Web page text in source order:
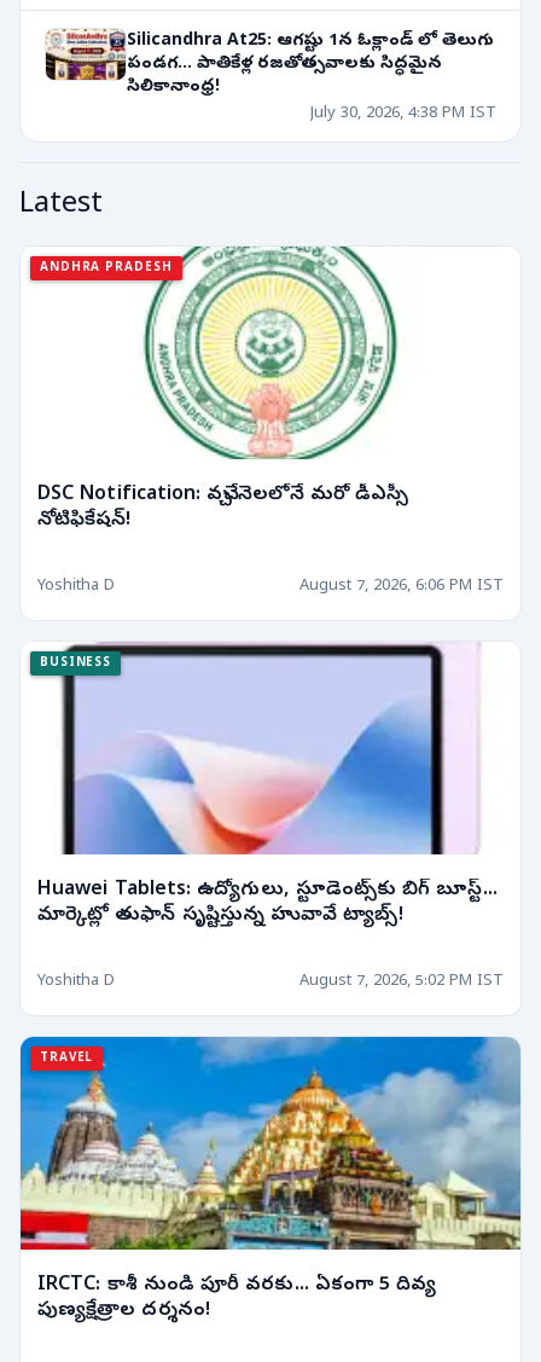
Silicandhra At25: ఆగష్టు 1న ఓక్లాండ్ లో తెలుగు
పండగ... పాతికేళ్ల రజతోత్సవాలకు సిద్ధమైన
సిలికానాంధ్ర!
July 30, 2026, 4:38 PM IST
Latest
ANDHRA PRADESH
DSC Notification: వచ్చే నెలలోనే మరో డీఎస్సీ
నోటిఫికేషన్!
Yoshitha D August 7, 2026, 6:06 PM IST
BUSINESS
Huawei Tablets: ఉద్యోగులు, స్టూడెంట్స్‌కు బిగ్ బూస్ట్...
మార్కెట్లో తుఫాన్ సృష్టిస్తున్న హువావే ట్యాబ్స్!
Yoshitha D August 7, 2026, 5:02 PM IST
TRAVEL
IRCTC: కాశీ నుండి పూరీ వరకు... ఏకంగా 5 దివ్య
పుణ్యక్షేత్రాల దర్శనం!